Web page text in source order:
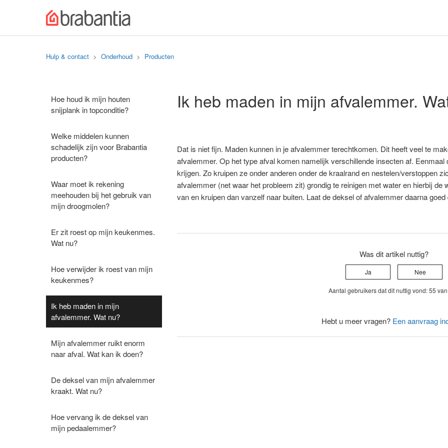
Hulp & contact Onderhoud Producten
Hoe houd ik mijn houten
snijplank in topconditie?
Welke middelen kunnen
schadelijk zijn voor Brabantia
producten?
Waar moet ik rekening
meehouden bij het gebruik van
mijn droogmolen?
Er zit roest op mijn keukenmes.
Wat nu?
Hoe verwijder ik roest van mijn
keukenmes?
Ik heb maden in mijn
afvalemmer. Wat nu?
Mijn afvalemmer ruikt enorm
naar afval. Wat kan ik doen?
De deksel van mijn afvalemmer
kraakt. Wat nu?
Hoe vervang ik de deksel van
mijn pedaalemmer?
Ik heb maden in mijn afvalemmer.
Dat is niet fijn. Maden kunnen in je afvalemmer terechtkomen. Dit heeft veel te
afvalemmer. Op het type afval komen namelijk verschillende insecten af.
krijgen. Zo kruipen ze onder anderen onder de kraalrand en nestelen/verstoppen
afvalemmer (net waar het probleem zit) grondig te reinigen met water en hierbij de
van en kruipen dan vanzelf naar buiten. Laat de deksel of afvalemmer daarna
Was dit artikel nuttig?
Ja Nee
Aantal gebruikers dat dit nuttig vond: 55
Hebt u meer vragen? Een aanvraag